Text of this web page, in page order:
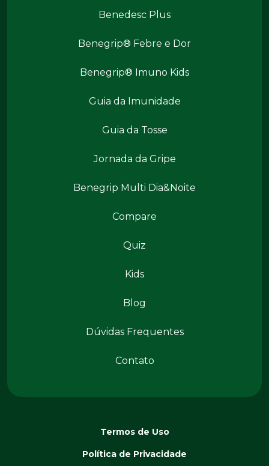
Benedesc Plus
Benegrip® Febre e Dor
Benegrip® Imuno Kids
Benegrip Mais
Guia da Imunidade
Guia da Tosse
Jornada da Gripe
Benegrip Multi Dia&Noite
Benegrip Mais
Compare
Quiz
Kids
Blog
Dúvidas Frequentes
Contato
Termos de Uso
Política de Privacidade